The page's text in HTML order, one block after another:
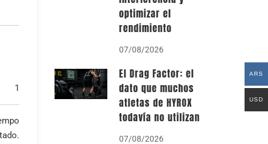
1
optimizar el
rendimiento
07/08/2026
El Drag Factor: el
dato que muchos
atletas de HYROX
todavía no utilizan
07/08/2026
ARS
USD